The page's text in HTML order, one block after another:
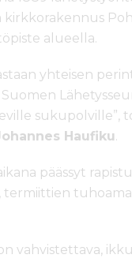
alueella.
yhteisen
sukupolville”,
Haufiku.
päässyt
vahvistettava,